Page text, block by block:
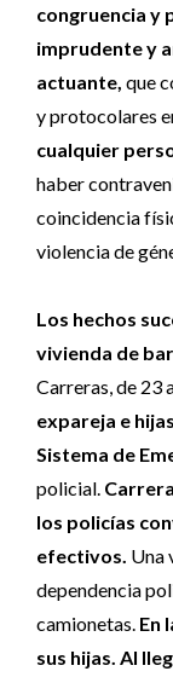
congruencia y
imprudente y
actuante, que
y protocolares
cualquier
haber
coincidencia
violencia de
Los hechos
vivienda de
Carreras, de 23
expareja e
Sistema de
policial.
los policías
efectivos. Una
dependencia
camionetas. En
sus hijas. Al